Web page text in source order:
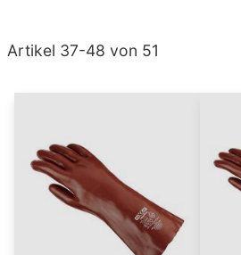
Artikel 37-48 von 51